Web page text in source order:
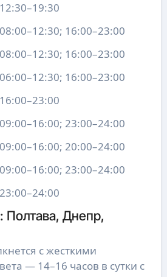
16:00–23:00
16:00–23:00
16:00–23:00
23:00–24:00
20:00–24:00
23:00–24:00
Полтава, Днепр,
с жесткими
— 14–16 часов в сутки с